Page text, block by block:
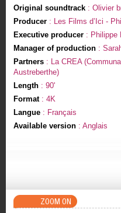
Original soundtrack: Olivier
Producer: Les Films d’Ici -
Executive producer: Philippe
Manager of production:
Partners: La CREA
Austreberthe)
Length: 90'
Format: 4K
Langue: Français
Available version: Anglais
ZOOM ON